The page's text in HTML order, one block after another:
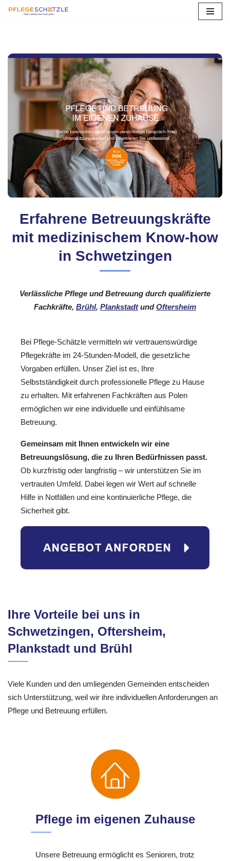
springen
Erfahrene Betreuungskräfte
mit medizinischem Know-how
in Schwetzingen
Verlässliche Pflege und Betreuung durch qualifizierte
Fachkräfte, Brühl, PlankstadtundOftersheim
Bei Pflege-Schätzle vermitteln wir vertrauenswürdige
Pflegekräfte im 24-Stunden-Modell, die gesetzliche
Vorgaben erfüllen. Unser Ziel ist es, Ihre
Selbstständigkeit durch professionelle Pflege zu Hause
zu erhalten. Mit erfahrenen Fachkräften aus Polen
ermöglichen wir eine individuelle und einfühlsame
Betreuung.
Gemeinsam mit Ihnen entwickeln wir eine
Betreuungslösung, die zu Ihren Bedürfnissen passt.
Ob kurzfristig oder langfristig – wir unterstützen Sie im
vertrauten Umfeld. Dabei legen wir Wert auf schnelle
Hilfe in Notfällen und eine kontinuierliche Pflege, die
Sicherheit gibt.
Ihre Vorteile bei uns in
Schwetzingen, Oftersheim,
Plankstadt und Brühl
Viele Kunden und den umliegenden Gemeinden entscheiden
sich Unterstützung, weil wir ihre individuellen Anforderungen an
Pflege und Betreuung erfüllen.
Pflege im eigenen Zuhause
Unsere Betreuung ermöglicht es Senioren, trotz